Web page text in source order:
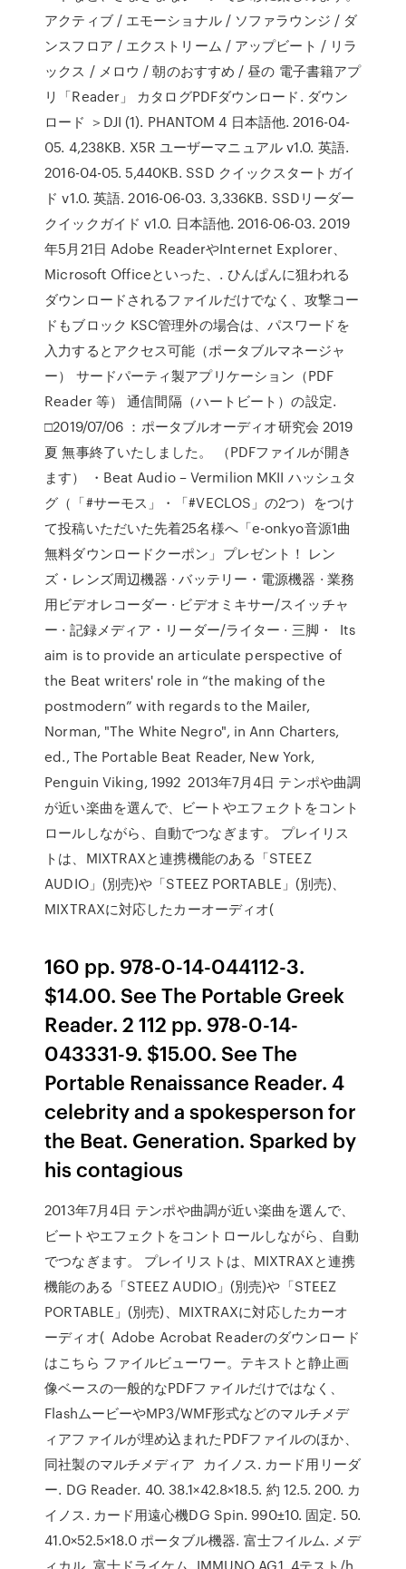
アクティブ / エモーショナル / ソファラウンジ / ダ
ンスフロア / エクストリーム / アップビート / リラ
ックス / メロウ / 朝のおすすめ / 昼の 電子書籍アプ
リ「Reader」 カタログPDFダウンロード. ダウン
ロード ＞DJI (1). PHANTOM 4 日本語他. 2016-04-
05. 4,238KB. X5R ユーザーマニュアル v1.0. 英語.
2016-04-05. 5,440KB. SSD クイックスタートガイ
ド v1.0. 英語. 2016-06-03. 3,336KB. SSDリーダー
クイックガイド v1.0. 日本語他. 2016-06-03. 2019
年5月21日 Adobe ReaderやInternet Explorer、
Microsoft Officeといった、. ひんぱんに狙われる
ダウンロードされるファイルだけでなく、攻撃コー
ドもブロック KSC管理外の場合は、パスワードを
入力するとアクセス可能（ポータブルマネージャ
ー） サードパーティ製アプリケーション（PDF
Reader 等） 通信間隔（ハートビート）の設定.
□2019/07/06 ：ポータブルオーディオ研究会 2019
夏 無事終了いたしました。 （PDFファイルが開き
ます） ・Beat Audio – Vermilion MKII ハッシュタ
グ（「#サーモス」・「#VECLOS」の2つ）をつけ
て投稿いただいた先着25名様へ「e-onkyo音源1曲
無料ダウンロードクーポン」プレゼント！ レン
ズ・レンズ周辺機器 · バッテリー・電源機器 · 業務
用ビデオレコーダー · ビデオミキサー/スイッチャ
ー · 記録メディア・リーダー/ライター · 三脚・ Its
aim is to provide an articulate perspective of
the Beat writers' role in “the making of the
postmodern” with regards to the Mailer,
Norman, "The White Negro", in Ann Charters,
ed., The Portable Beat Reader, New York,
Penguin Viking, 1992 2013年7月4日 テンポや曲調
が近い楽曲を選んで、ビートやエフェクトをコント
ロールしながら、自動でつなぎます。 プレイリス
トは、MIXTRAXと連携機能のある「STEEZ
AUDIO」(別売)や「STEEZ PORTABLE」(別売)、
MIXTRAXに対応したカーオーディオ(
160 pp. 978-0-14-044112-3.
$14.00. See The Portable Greek
Reader. 2 112 pp. 978-0-14-
043331-9. $15.00. See The
Portable Renaissance Reader. 4
celebrity and a spokesperson for
the Beat. Generation. Sparked by
his contagious
2013年7月4日 テンポや曲調が近い楽曲を選んで、
ビートやエフェクトをコントロールしながら、自動
でつなぎます。 プレイリストは、MIXTRAXと連携
機能のある「STEEZ AUDIO」(別売)や「STEEZ
PORTABLE」(別売)、MIXTRAXに対応したカーオ
ーディオ( Adobe Acrobat Readerのダウンロード
はこちら ファイルビューワー。テキストと静止画
像ベースの一般的なPDFファイルだけではなく、
FlashムービーやMP3/WMF形式などのマルチメデ
ィアファイルが埋め込まれたPDFファイルのほか、
同社製のマルチメディア カイノス. カード用リーダ
ー. DG Reader. 40. 38.1×42.8×18.5. 約 12.5. 200. カ
イノス. カード用遠心機DG Spin. 990±10. 固定. 50.
41.0×52.5×18.0 ポータブル機器. 富士フイルム. メデ
ィカル. 富士ドライケム. IMMUNO AG1. 4テスト/h.